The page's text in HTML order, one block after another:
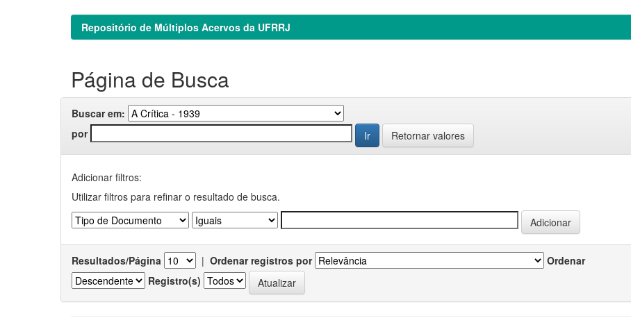
Repositório de Múltiplos Acervos da UFRRJ
Página de Busca
Buscar em:
por
Retornar valores
Adicionar filtros:
Utilizar filtros para refinar o resultado de busca.
Resultados/Página | Ordenar registros por
Ordenar
Registro(s)